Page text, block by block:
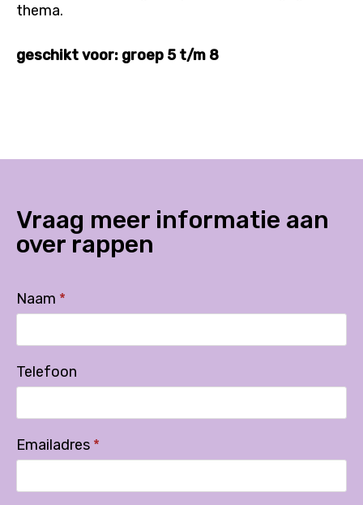
thema.
geschikt voor: groep 5 t/m 8
Vraag meer informatie aan
over rappen
Naam *
Telefoon
Emailadres *